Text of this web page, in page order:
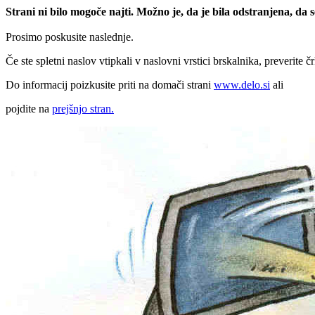
Strani ni bilo mogoče najti. Možno je, da je bila odstranjena, da
Prosimo poskusite naslednje.
Če ste spletni naslov vtipkali v naslovni vrstici brskalnika, preverite
Do informacij poizkusite priti na domači strani www.delo.si ali
pojdite na prejšnjo stran.